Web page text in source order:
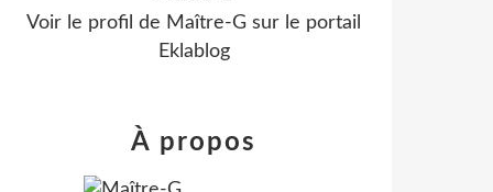
Voir le profil de Maître-G sur le portail
Eklablog
À propos